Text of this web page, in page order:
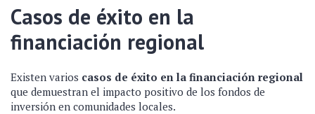
Casos de éxito en la
financiación regional
Existen varios casos de éxito en la financiación regional
que demuestran el impacto positivo de los fondos de
inversión en comunidades locales.